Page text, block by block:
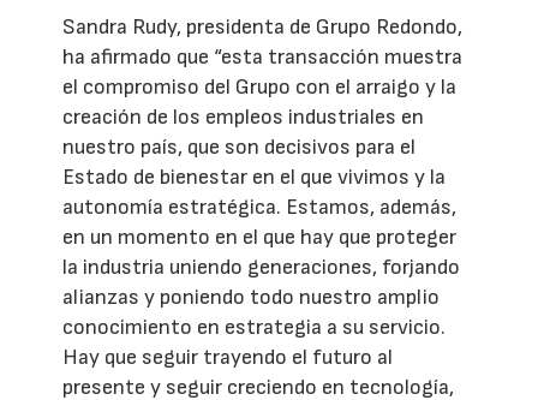
Sandra Rudy, presidenta de Grupo Redondo,
ha afirmado que “esta transacción muestra
el compromiso del Grupo con el arraigo y la
creación de los empleos industriales en
nuestro país, que son decisivos para el
Estado de bienestar en el que vivimos y la
autonomía estratégica. Estamos, además,
en un momento en el que hay que proteger
la industria uniendo generaciones, forjando
alianzas y poniendo todo nuestro amplio
conocimiento en estrategia a su servicio.
Hay que seguir trayendo el futuro al
presente y seguir creciendo en tecnología,